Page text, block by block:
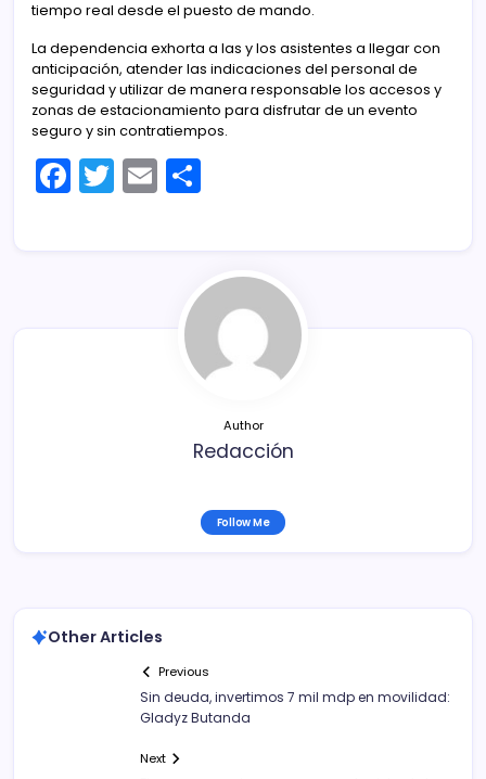
tiempo real desde el puesto de mando.
La dependencia exhorta a las y los asistentes a llegar con
anticipación, atender las indicaciones del personal de
seguridad y utilizar de manera responsable los accesos y
zonas de estacionamiento para disfrutar de un evento
seguro y sin contratiempos.
F
a
T
w
E
m
p
ar
tir
Author
Redacción
Follow Me
Other Articles
Previous
Sin deuda, invertimos 7 mil mdp en movilidad:
Gladyz Butanda
Next